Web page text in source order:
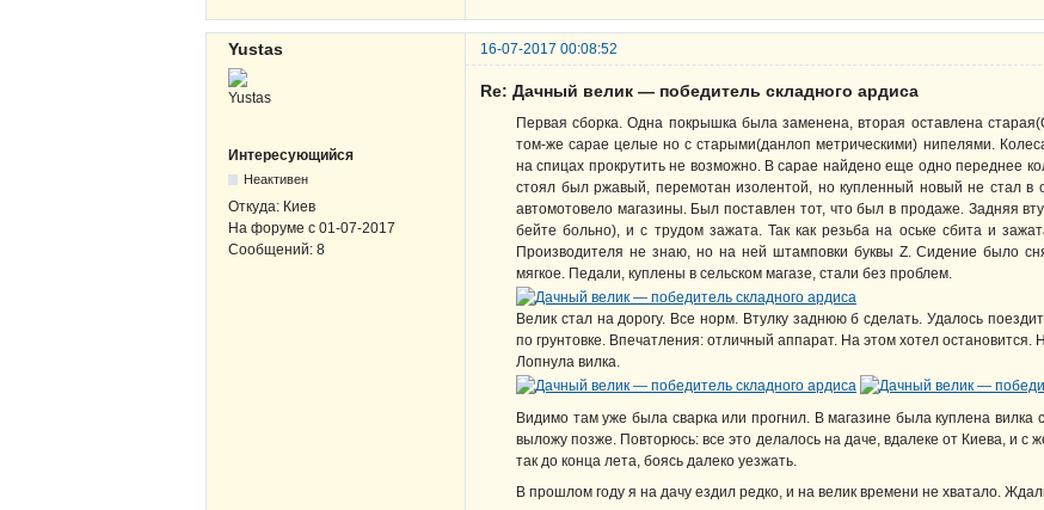
Yustas 16-07-2017 00:08:52
Интересующийся
Неактивен
Откуда: Киев
На форуме с 01-07-2017
Сообщений: 8
Re: Дачный велик — победитель складного ардиса
Первая сборка. Одна покрышка была заменена, вторая оставлена
том-же сарае целые но с старыми(данлоп метрическими) нипелями.
на спицах прокрутить не возможно. В сарае найдено еще одно переднее
стоял был ржавый, перемотан изолентой, но купленный новый не стал
автомотовело магазины. Был поставлен тот, что был в продаже. Задняя
бейте больно), и с трудом зажата. Так как резьба на оське сбита и
Производителя не знаю, но на ней штамповки буквы Z. Сидение было
мягкое. Педали, куплены в сельском магазе, стали без проблем.
Велик стал на дорогу. Все норм. Втулку заднюю б сделать. Удалось
по грунтовке. Впечатления: отличный аппарат. На этом хотел остановится.
Лопнула вилка.
Видимо там уже была сварка или прогнил. В магазине была куплена вилка
выложу позже. Повторюсь: все это делалось на даче, вдалеке от Киева, и с
так до конца лета, боясь далеко уезжать.
В прошлом году я на дачу ездил редко, и на велик времени не хватало.